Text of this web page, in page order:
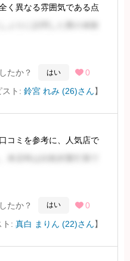
会員登録
く異なる雰囲気である点
は既にご存知のことと思
しました
会員登録
たか？ はい  0
スト: 鈴宮 れみ (26)さん】
コミを参考に、人気店で
ようです。
ですが、ホームページの
姿も期待以上でした
たか？ はい  0
ト: 真白 まりん (22)さん】